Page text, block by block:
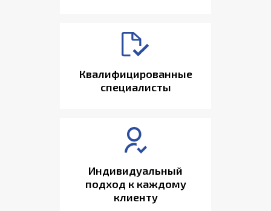
Квалифицированные
специалисты
Индивидуальный
подход к каждому
клиенту